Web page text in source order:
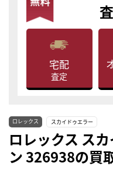
宅配
査定
ロレックス スカイドゥエラー
ロレックス ス
ン 326938の買